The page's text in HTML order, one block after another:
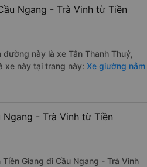
Ngang - Trà Vinh từ Tiền
này là xe Tân Thanh Thuỷ,
xe này tại trang này: Xe giường nằm
- Trà Vinh từ Tiền
Giang đi Cầu Ngang - Trà Vinh